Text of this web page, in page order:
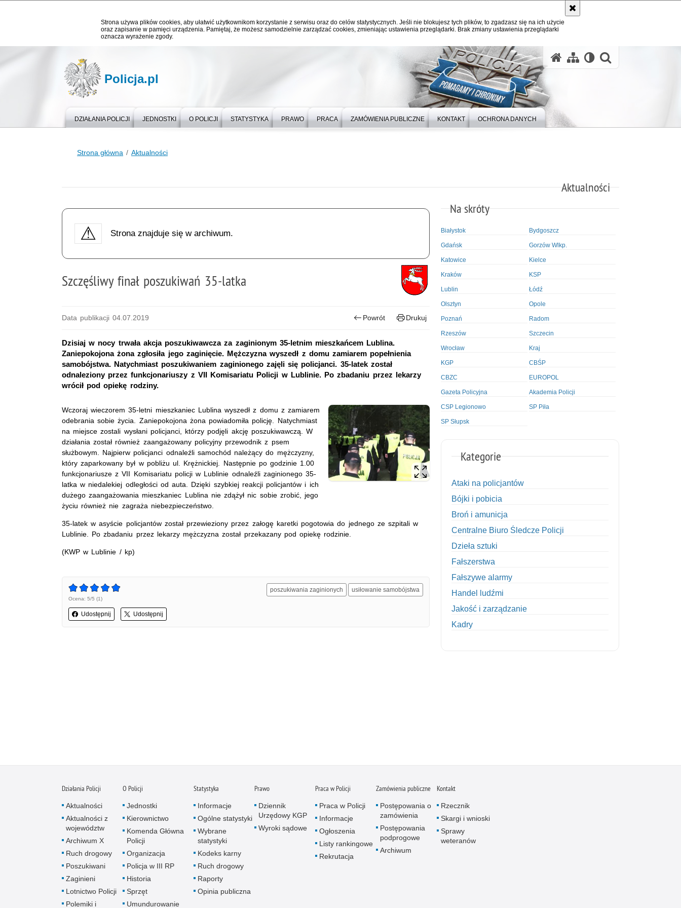
Strona używa plików cookies, aby ułatwić użytkownikom korzystanie z serwisu oraz do celów statystycznych. Jeśli nie blokujesz tych plików, to zgadzasz się na ich użycie
oraz zapisanie w pamięci urządzenia. Pamiętaj, że możesz samodzielnie zarządzać cookies, zmieniając ustawienia przeglądarki. Brak zmiany ustawienia przeglądarki
oznacza wyrażenie zgody.
Policja.pl
DZIAŁANIA POLICJI JEDNOSTKI O POLICJI STATYSTYKA PRAWO PRACA ZAMÓWIENIA PUBLICZNE KONTAKT OCHRONA DANYCH
Strona główna Aktualności
Aktualności
Strona znajduje się w archiwum.
Szczęśliwy finał poszukiwań 35-latka
Data publikacji 04.07.2019 Powrót Drukuj
Dzisiaj w nocy trwała akcja poszukiwawcza za zaginionym 35-letnim mieszkańcem Lublina.
Zaniepokojona żona zgłosiła jego zaginięcie. Mężczyzna wyszedł z domu zamiarem popełnienia
samobójstwa. Natychmiast poszukiwaniem zaginionego zajęli się policjanci. 35-latek został
odnaleziony przez funkcjonariuszy z VII Komisariatu Policji w Lublinie. Po zbadaniu przez lekarzy
wrócił pod opiekę rodziny.
Wczoraj wieczorem 35-letni mieszkaniec Lublina wyszedł z domu z zamiarem
odebrania sobie życia. Zaniepokojona żona powiadomiła policję. Natychmiast
na miejsce zostali wysłani policjanci, którzy podjęli akcję poszukiwawczą. W
działania został również zaangażowany policyjny przewodnik z psem
służbowym. Najpierw policjanci odnaleźli samochód należący do mężczyzny,
który zaparkowany był w pobliżu ul. Krężnickiej. Następnie po godzinie 1.00
funkcjonariusze z VII Komisariatu policji w Lublinie odnaleźli zaginionego 35-
latka w niedalekiej odległości od auta. Dzięki szybkiej reakcji policjantów i ich
dużego zaangażowania mieszkaniec Lublina nie zdążył nic sobie zrobić, jego
życiu również nie zagraża niebezpieczeństwo.
35-latek w asyście policjantów został przewieziony przez załogę karetki pogotowia do jednego ze szpitali w
Lublinie. Po zbadaniu przez lekarzy mężczyzna został przekazany pod opiekę rodzinie.
(KWP w Lublinie / kp)
Ocena: 5/5 (1)
Udostępnij Udostępnij
poszukiwania zaginionych usiłowanie samobójstwa
Na skróty
Białystok Bydgoszcz
Gdańsk Gorzów Wlkp.
Katowice Kielce
Kraków KSP
Lublin Łódź
Olsztyn Opole
Poznań Radom
Rzeszów Szczecin
Wrocław Kraj
KGP CBŚP
CBZC EUROPOL
Gazeta Policyjna Akademia Policji
CSP Legionowo SP Piła
SP Słupsk
Kategorie
Ataki na policjantów
Bójki i pobicia
Broń i amunicja
Centralne Biuro Śledcze Policji
Dzieła sztuki
Fałszerstwa
Fałszywe alarmy
Handel ludźmi
Jakość i zarządzanie
Kadry
Nietrzeźwi kierujący
Nietrzeźwi opiekunowie
Działania Policji
Aktualności
Aktualności z
województw
Archiwum X
Ruch drogowy
Poszukiwani
Zaginieni
Lotnictwo Policji
Polemiki i
O Policji
Jednostki
Kierownictwo
Komenda Główna
Policji
Organizacja
Policja w III RP
Historia
Sprzęt
Umundurowanie
Statystyka
Informacje
Ogólne statystyki
Wybrane
statystyki
Kodeks karny
Ruch drogowy
Raporty
Opinia publiczna
Prawo
Dziennik
Urzędowy KGP
Wyroki sądowe
Praca w Policji
Praca w Policji
Informacje
Ogłoszenia
Listy rankingowe
Rekrutacja
Zamówienia publiczne
Postępowania o
zamówienia
Postępowania
podprogowe
Archiwum
Kontakt
Rzecznik
Skargi i wnioski
Sprawy
weteranów